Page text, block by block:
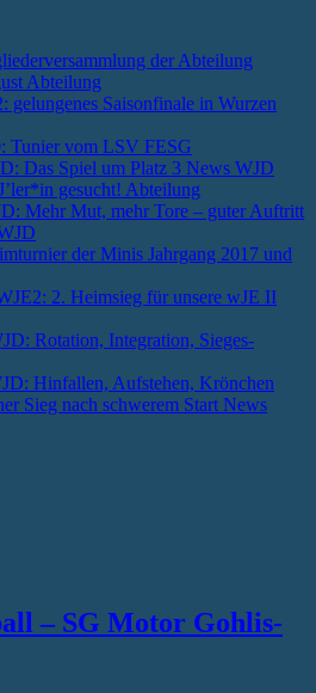
der Abteilung
Abteilung
gelungenes Saisonfinale in Wurzen
Tunier vom LSV FESG
Das Spiel um Platz 3 News WJD
gesucht! Abteilung
Mehr Mut, mehr Tore – guter Auftritt
der Minis Jahrgang 2017 und
2. Heimsieg für unsere wJE II
Rotation, Integration, Sieges-
Hinfallen, Aufstehen, Krönchen
Sieg nach schwerem Start News
– SG Motor Gohlis-